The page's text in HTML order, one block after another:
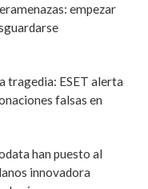
empezar
tragedia: ESET alerta
falsas en
han puesto al
innovadora